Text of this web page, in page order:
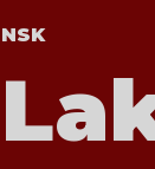
NSK